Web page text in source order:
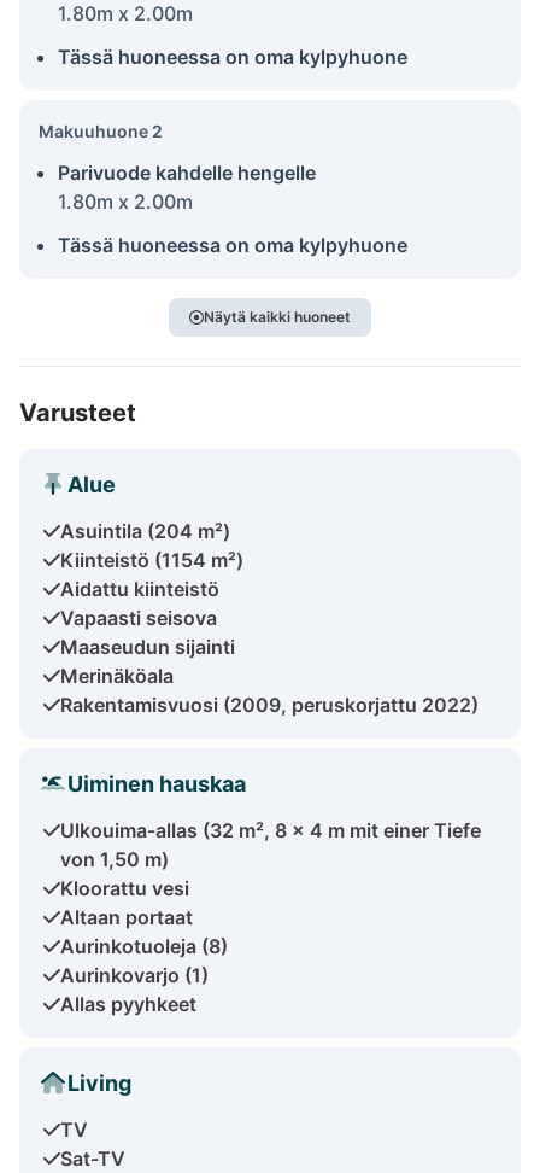
1.80m x 2.00m
Tässä huoneessa on oma kylpyhuone
Makuuhuone 2
Parivuode kahdelle hengelle
1.80m x 2.00m
Tässä huoneessa on oma kylpyhuone
Näytä kaikki huoneet
Varusteet
Alue
Asuintila (204 m²)
Kiinteistö (1154 m²)
Aidattu kiinteistö
Vapaasti seisova
Maaseudun sijainti
Merinäköala
Rakentamisvuosi (2009, peruskorjattu 2022)
Uiminen hauskaa
Ulkouima-allas (32 m², 8 x 4 m mit einer Tiefe
von 1,50 m)
Kloorattu vesi
Altaan portaat
Aurinkotuoleja (8)
Aurinkovarjo (1)
Allas pyyhkeet
Living
TV
Sat-TV